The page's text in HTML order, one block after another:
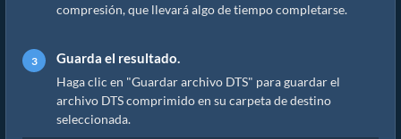
compresión, que llevará algo de tiempo completarse.
Guarda el resultado.
Haga clic en "Guardar archivo DTS" para guardar el
archivo DTS comprimido en su carpeta de destino
seleccionada.